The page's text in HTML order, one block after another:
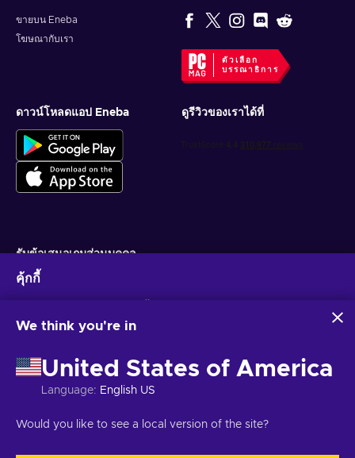
ขายบน Eneba
โฆษณากับเรา
ตัวเลือก
บรรณาธิการ
ดาวน์โหลดแอป Eneba ดูรีวิวของเราได้ที่
รับข้อเสนอเกมส่วนบุคคล
ข้อมูลเพิ่มเติม
ไทย USD
ลนีอุส, สาธารณรัฐลิทัวเนีย ข้อกำหนดและเงื่อนไข,แจ้งให้ทราบความเป็นส่วน
คุ้กกี้
รวบรวมและวิเคราะห์ข้อมูลเกี่ยวกับผู้ใช้เว็บไซต์นี้ เราใช้ข้อมูลนี้เพื่อ
บุคคลของคุณอาจถูกนำไปใช้เพื่อปรับแต่งโฆษณา
การคลิก 'ยอมรับทั้งหมด' หมายความว่าคุณยินยอมให้ Eneba และ
พันธมิตรใช้เทคโนโลยีเหล่านี้ คุณสามารถปรับเปลี่ยนความยินยอม
สำหรับข้อมูลเพิ่มเติมเกี่ยวกับวิธีที่ Google ใช้ข้อมูลของคุณ โปรดดู
We think you're in
United States of America
Language: English US
Would you like to see a local version of the site?